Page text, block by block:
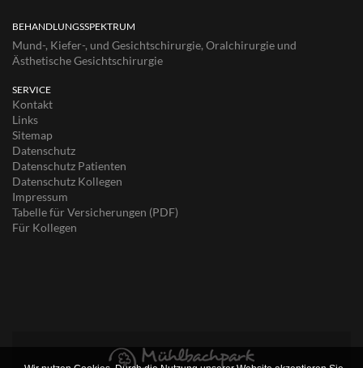
BEHANDLUNGSSPEKTRUM
Mund-, Kiefer-, und Gesichtschirurgie, Oralchirurgie und
Ästhetische Gesichtschirurgie
SERVICE
Kontakt
Links
Sitemap
Datenschutz
Datenschutz Patienten
Datenschutz Kollegen
Impressum
Tabelle für Versicherungen (PDF)
Für Kollegen